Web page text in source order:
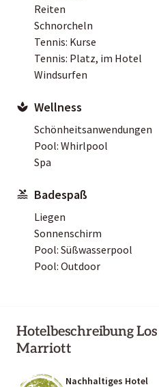
Reiten
Schnorcheln
Tennis: Kurse
Tennis: Platz, im Hotel
Windsurfen
Wellness
Schönheitsanwendungen
Pool: Whirlpool
Spa
Badespaß
Liegen
Sonnenschirm
Pool: Süßwasserpool
Pool: Outdoor
Hotelbeschreibung
Marriott
Nachhaltiges Hotel